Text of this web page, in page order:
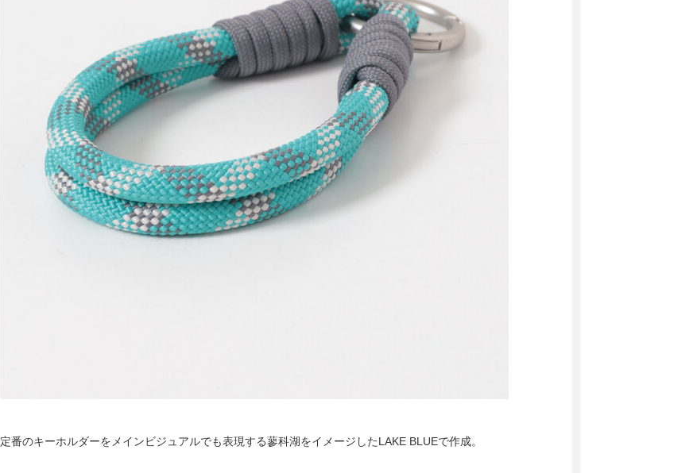
定番のキーホルダーをメインビジュアルでも表現する蓼科湖をイメージしたLAKE BLUEで作成。